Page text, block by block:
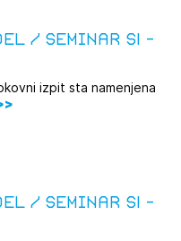
del / Seminar SI –
izpit sta namenjena
del / Seminar SI –